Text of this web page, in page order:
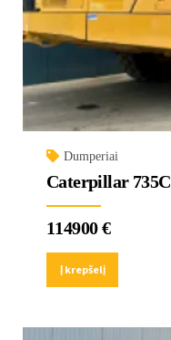
Dumperiai
Caterpillar 735C
114900€
Į krepšelį